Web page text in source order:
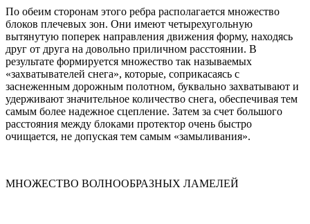
По обеим сторонам этого ребра располагается множество
блоков плечевых зон. Они имеют четырехугольную
вытянутую поперек направления движения форму, находясь
друг от друга на довольно приличном расстоянии. В
результате формируется множество так называемых
«захватывателей снега», которые, соприкасаясь с
заснеженным дорожным полотном, буквально захватывают и
удерживают значительное количество снега, обеспечивая тем
самым более надежное сцепление. Затем за счет большого
расстояния между блоками протектор очень быстро
очищается, не допуская тем самым «замыливания».
МНОЖЕСТВО ВОЛНООБРАЗНЫХ ЛАМЕЛЕЙ